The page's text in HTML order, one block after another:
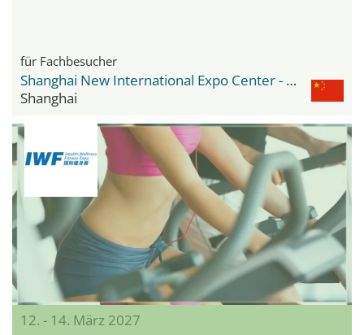
für Fachbesucher
Shanghai New International Expo Center - SNIEC
Shanghai
12. - 14. März 2027